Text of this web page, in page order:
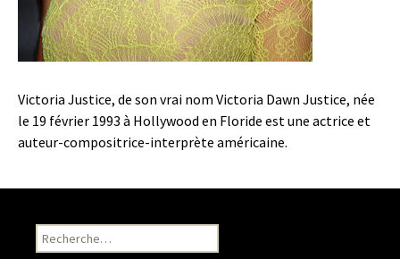
Victoria Justice, de son vrai nom Victoria Dawn Justice, née
le 19 février 1993 à Hollywood en Floride est une actrice et
auteur-compositrice-interprète américaine.
Recherche pour :